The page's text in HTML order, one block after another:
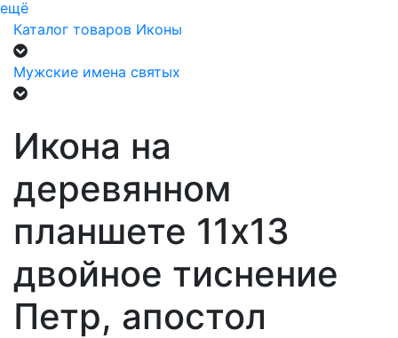
ещё
Каталог товаров Иконы
Мужские имена святых
Икона на
деревянном
планшете 11х13
двойное тиснение
Петр, апостол